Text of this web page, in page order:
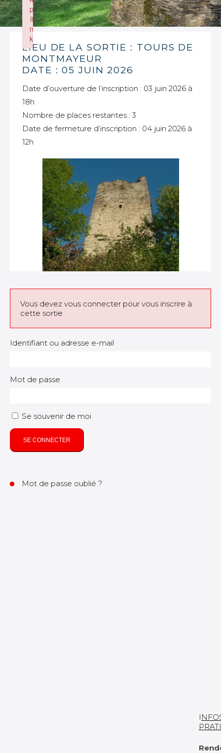
LIEU DE LA SORTIE : TOURS DE
MONTMAYEUR
DATE : 05 JUIN 2026
Date d’ouverture de l’inscription : 03 juin 2026 à
18h
Nombre de places restantes : 3
Date de fermeture d’inscription : 04 juin 2026 à
12h
Vous devez vous connecter pour vous inscrire à
cette sortie
Identifiant ou adresse e-mail
Mot de passe
Se souvenir de moi
SE CONNECTER
Mot de passe oublié ?
I
p
li
n
k
Failed to initialize plugin: wplink